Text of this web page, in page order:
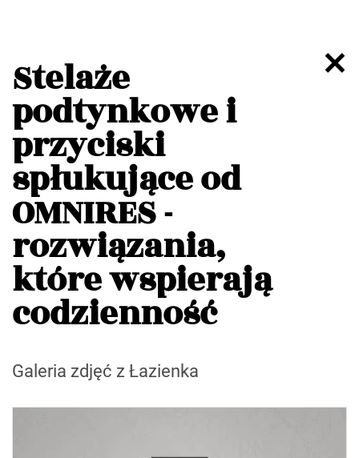
Stelaże
podtynkowe i
przyciski
spłukujące od
OMNIRES -
rozwiązania,
które wspierają
codzienność
Galeria zdjęć z Łazienka